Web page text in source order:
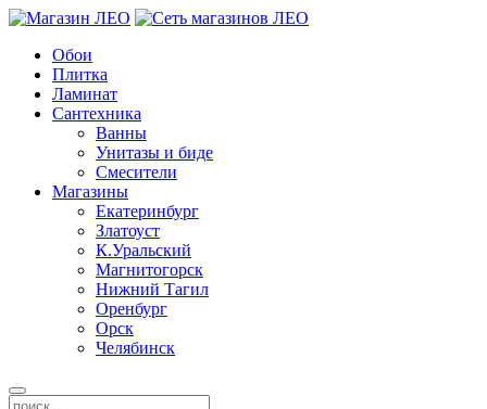
Обои
Плитка
Ламинат
Сантехника
Ванны
Унитазы и биде
Смесители
Магазины
Екатеринбург
Златоуст
К.Уральский
Магнитогорск
Нижний Тагил
Оренбург
Орск
Челябинск